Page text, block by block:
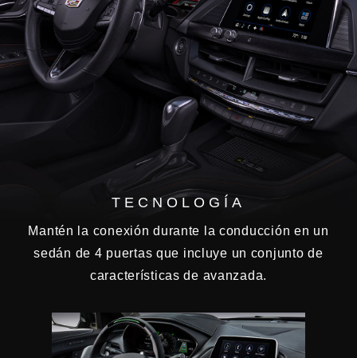
TECNOLOGÍA
Mantén la conexión durante la conducción en un
sedán de 4 puertas que incluye un conjunto de
características de avanzada.